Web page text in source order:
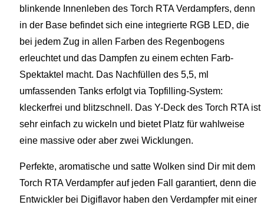
blinkende Innenleben des Torch RTA Verdampfers, denn
in der Base befindet sich eine integrierte RGB LED, die
bei jedem Zug in allen Farben des Regenbogens
erleuchtet und das Dampfen zu einem echten Farb-
Spektaktel macht. Das Nachfüllen des 5,5, ml
umfassenden Tanks erfolgt via Topfilling-System:
kleckerfrei und blitzschnell. Das Y-Deck des Torch RTA ist
sehr einfach zu wickeln und bietet Platz für wahlweise
eine massive oder aber zwei Wicklungen.
Perfekte, aromatische und satte Wolken sind Dir mit dem
Torch RTA Verdampfer auf jeden Fall garantiert, denn die
Entwickler bei Digiflavor haben den Verdampfer mit einer